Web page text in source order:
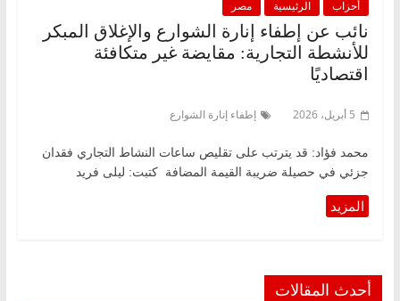
أحزاب الرئيسية مصر
نائب عن إطفاء إنارة الشوارع والإغلاق المبكر
للأنشطة التجارية: مقايضة غير متكافئة
اقتصاديًا
5 أبريل، 2026 إطفاء إنارة الشوارع
محمد فؤاد: قد يترتب على تقليص ساعات النشاط التجاري فقدان
جزئي في حصيلة ضريبة القيمة المضافة كتبت: ليلى فريد
أحدث المقالات